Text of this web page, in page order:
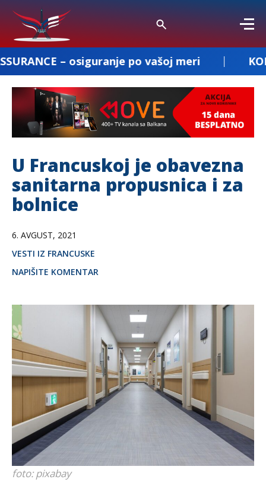
osiguranje po vašoj meri KOMBI
U Francuskoj je obavezna
sanitarna propusnica i za
bolnice
6. AVGUST, 2021
VESTI IZ FRANCUSKE
NAPIŠITE KOMENTAR
foto: pixabay